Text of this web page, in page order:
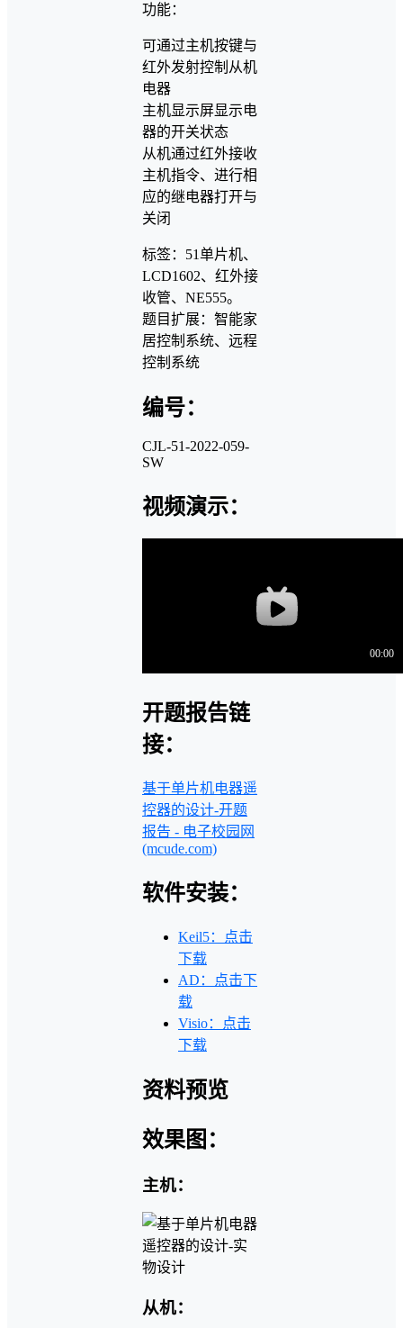
功能：
可通过主机按键与
红外发射控制从机
电器
主机显示屏显示电
器的开关状态
从机通过红外接收
主机指令、进行相
应的继电器打开与
关闭
标签：51单片机、
LCD1602、红外接
收管、NE555。
题目扩展：智能家
居控制系统、远程
控制系统
编号：
CJL-51-2022-059-
SW
视频演示：
开题报告链
接：
基于单片机电器遥
控器的设计-开题
报告 - 电子校园网
(mcude.com)
软件安装：
Keil5：点击
下载
AD：点击下
载
Visio：点击
下载
资料预览
效果图：
主机：
从机：